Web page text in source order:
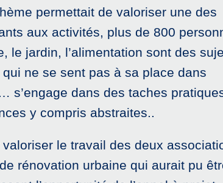
permettait de valoriser une des
aux activités, plus de 800
le jardin, l’alimentation sont des
ne se sent pas à sa place dans
s’engage dans des taches
y compris abstraites..
le travail des deux
rénovation urbaine qui aurait pu